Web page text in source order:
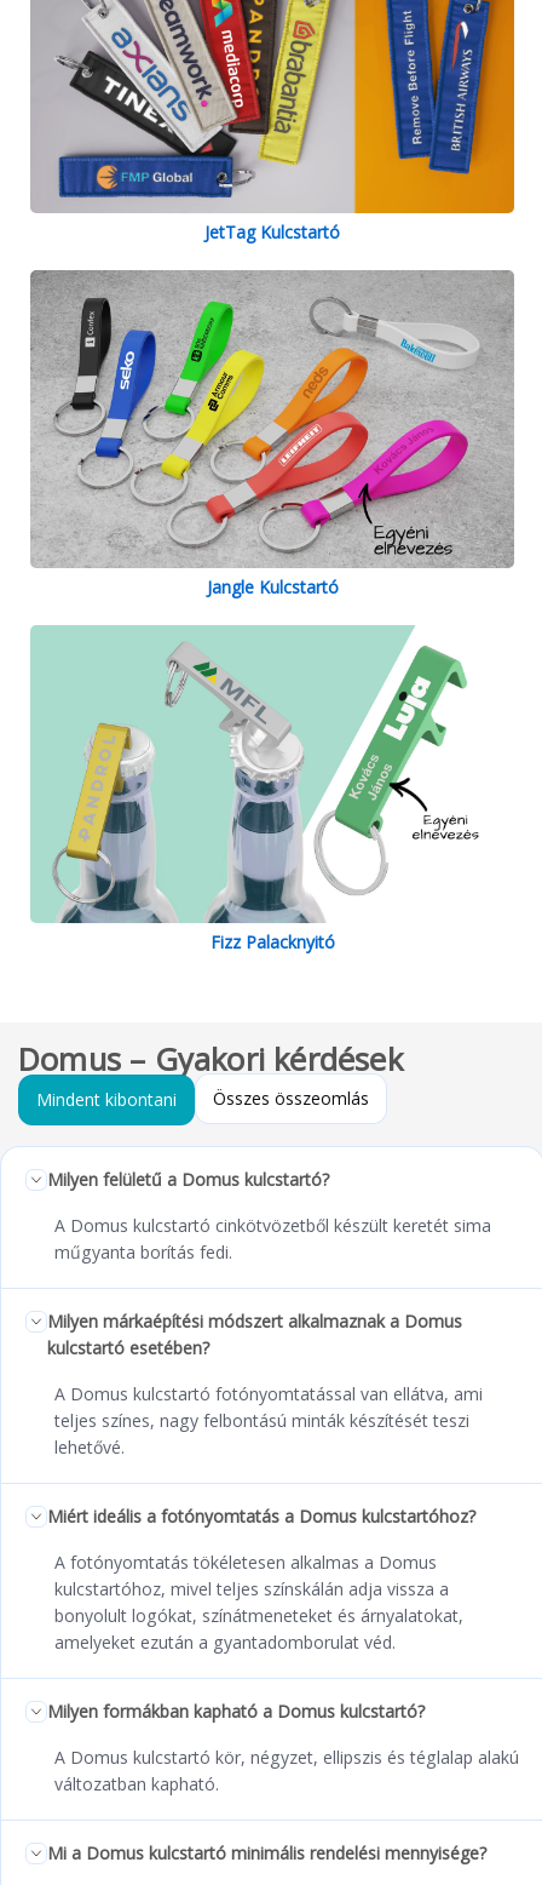
JetTag Kulcstartó
Jangle Kulcstartó
Fizz Palacknyitó
Domus – Gyakori kérdések
Mindent kibontani Összes összeomlás
Milyen felületű a Domus kulcstartó?
A Domus kulcstartó cinkötvözetből készült keretét sima
műgyanta borítás fedi.
Milyen márkaépítési módszert alkalmaznak a Domus
kulcstartó esetében?
A Domus kulcstartó fotónyomtatással van ellátva, ami
teljes színes, nagy felbontású minták készítését teszi
lehetővé.
Miért ideális a fotónyomtatás a Domus kulcstartóhoz?
A fotónyomtatás tökéletesen alkalmas a Domus
kulcstartóhoz, mivel teljes színskálán adja vissza a
bonyolult logókat, színátmeneteket és árnyalatokat,
amelyeket ezután a gyantadomborulat véd.
Milyen formákban kapható a Domus kulcstartó?
A Domus kulcstartó kör, négyzet, ellipszis és téglalap alakú
változatban kapható.
Mi a Domus kulcstartó minimális rendelési mennyisége?